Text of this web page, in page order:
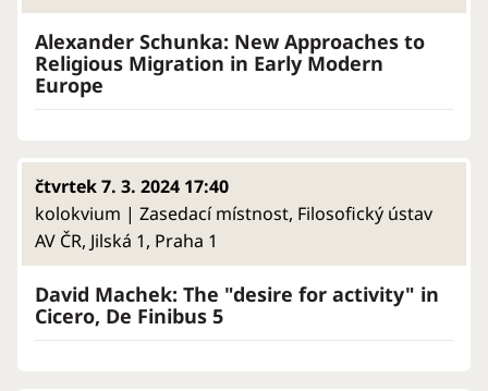
Alexander Schunka: New Approaches to
Religious Migration in Early Modern
Europe
čtvrtek 7. 3. 2024 17:40
kolokvium | Zasedací místnost, Filosofický ústav
AV ČR, Jilská 1, Praha 1
David Machek: The "desire for activity" in
Cicero, De Finibus 5